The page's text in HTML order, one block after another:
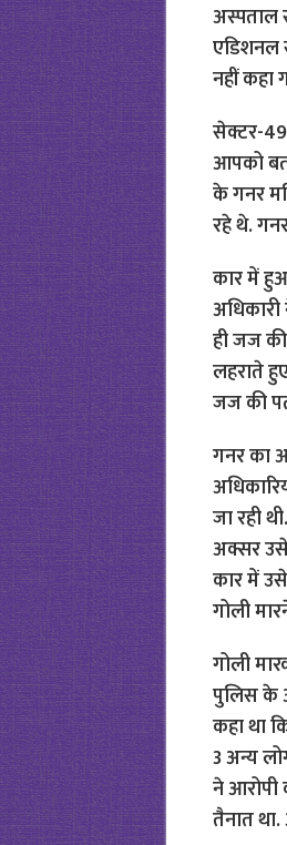
अस्पताल
एडिशनल
नहीं कहा
सेक्टर-
आपको
के गनर
रहे थे.
कार में
ही जज
लहराते
जज की
गनर का
जा रही
अक्सर उसे
कार में
गोली
गोली
पुलिस के
कहा था
3 अन्य
ने आरोपी
तैनात था.